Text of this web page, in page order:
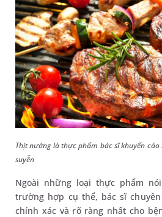
Thịt nướng là thực phẩm bác sĩ khuyến
suyễn
Ngoài những loại thực phẩm
trường hợp cụ thể, bác sĩ
chính xác và rõ ràng nhất cho